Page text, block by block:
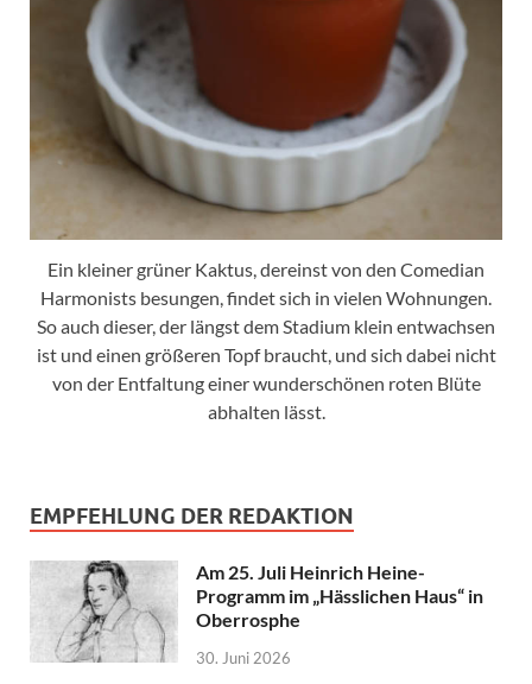
Ein kleiner grüner Kaktus, dereinst von den Comedian
Harmonists besungen, findet sich in vielen Wohnungen.
So auch dieser, der längst dem Stadium klein entwachsen
ist und einen größeren Topf braucht, und sich dabei nicht
von der Entfaltung einer wunderschönen roten Blüte
abhalten lässt.
EMPFEHLUNG DER REDAKTION
Am 25. Juli Heinrich Heine-
Programm im „Hässlichen Haus“ in
Oberrosphe
30. Juni 2026